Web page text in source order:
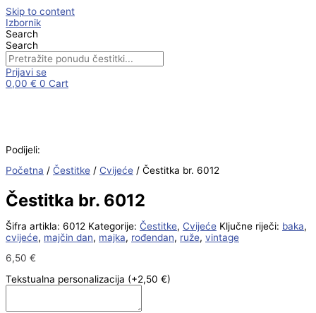
Skip to content
Izbornik
Search
Search
Prijavi se
0,00 € 0 Cart
Podijeli:
Početna / Čestitke / Cvijeće / Čestitka br. 6012
Čestitka br. 6012
Šifra artikla: 6012 Kategorije: Čestitke, Cvijeće Ključne riječi: baka,
cvijeće, majčin dan, majka, rođendan, ruže, vintage
6,50 €
Tekstualna personalizacija (+2,50 €)